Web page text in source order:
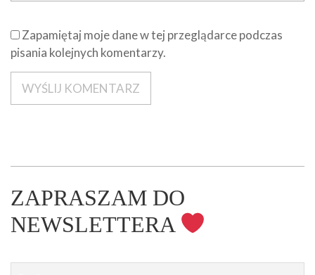
Zapamiętaj moje dane w tej przeglądarce podczas
pisania kolejnych komentarzy.
ZAPRASZAM DO
NEWSLETTERA